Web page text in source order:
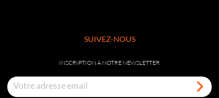
SUIVEZ-NOUS
INSCRIPTION À NOTRE NEWSLETTER